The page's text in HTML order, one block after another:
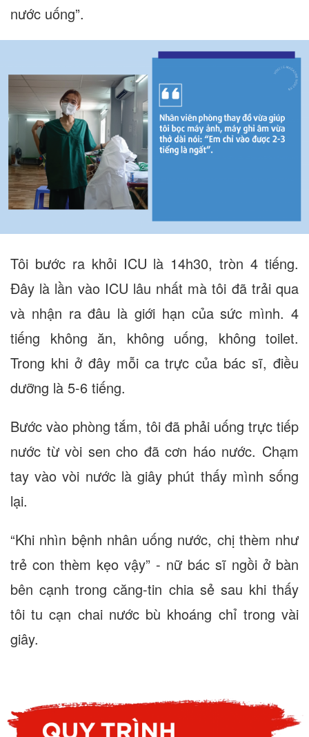
nước uống”.
Tôi bước ra khỏi ICU là 14h30, tròn 4 tiếng.
Đây là lần vào ICU lâu nhất mà tôi đã trải qua
và nhận ra đâu là giới hạn của sức mình. 4
tiếng không ăn, không uống, không toilet.
Trong khi ở đây mỗi ca trực của bác sĩ, điều
dưỡng là 5-6 tiếng.
Bước vào phòng tắm, tôi đã phải uống trực tiếp
nước từ vòi sen cho đã cơn háo nước. Chạm
tay vào vòi nước là giây phút thấy mình sống
lại.
“Khi nhìn bệnh nhân uống nước, chị thèm như
trẻ con thèm kẹo vậy” - nữ bác sĩ ngồi ở bàn
bên cạnh trong căng-tin chia sẻ sau khi thấy
tôi tu cạn chai nước bù khoáng chỉ trong vài
giây.